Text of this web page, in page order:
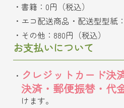
書籍：0円（税込）
エコ配送商品・配送型型紙
その他：880円（税込）
お支払いについて
クレジットカード決
決済・郵便振替・代
けます。